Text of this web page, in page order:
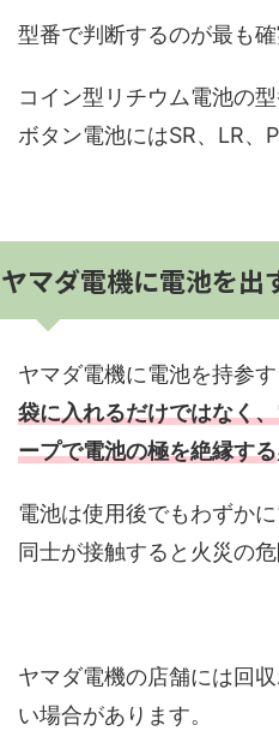
型番で判断するのが最も確
コイン型リチウム電池の
ボタン電池にはSR、LR、
ヤマダ電機に電池を出
ヤマダ電機に電池を持参す
袋に入れるだけではなく
ープで電池の極を絶縁する
電池は使用後でもわずか
同士が接触すると火災の危
ヤマダ電機の店舗には回
い場合があります。